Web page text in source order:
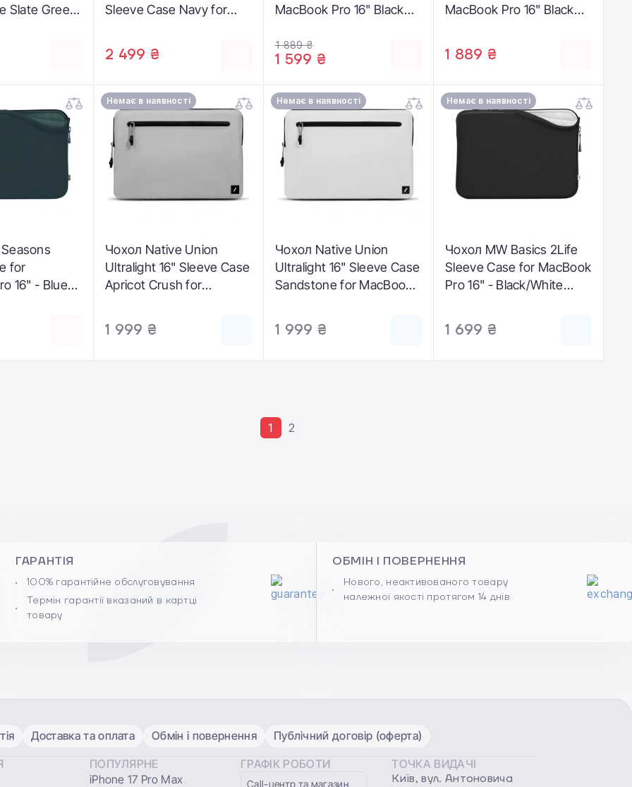
Slate Green
SLG-16)
Sleeve Case Navy for
2 499 ₴
MacBook Pro 16" Black
1 889 ₴
1 599 ₴
MacBook Pro 16" Black
1 889 ₴
for
16" - Blue
Немає в наявності
Чохол Native Union
Ultralight 16" Sleeve Case
Apricot Crush for
1 999 ₴
Немає в наявності
Чохол Native Union
Ultralight 16" Sleeve Case
Sandstone for MacBook
1 999 ₴
Немає в наявності
Чохол MW Basics 2Life
Sleeve Case for MacBook
Pro 16" - Black/White
1 699 ₴
1 2
ГАРАНТІЯ
100% гарантійне обслуговування
Термін гарантії вказаний в картці
товару
ОБМІН І ПОВЕРНЕННЯ
Нового, неактивованого товару
належної якості протягом 14 днів
Доставка та оплата Обмін і повернення Публічний договір (оферта)
ПОПУЛЯРНЕ
iPhone 17 Pro Max
ГРАФІК РОБОТИ
Сall-центр та магазин
ТОЧКА ВИДАЧІ
Київ, вул. Антоновича